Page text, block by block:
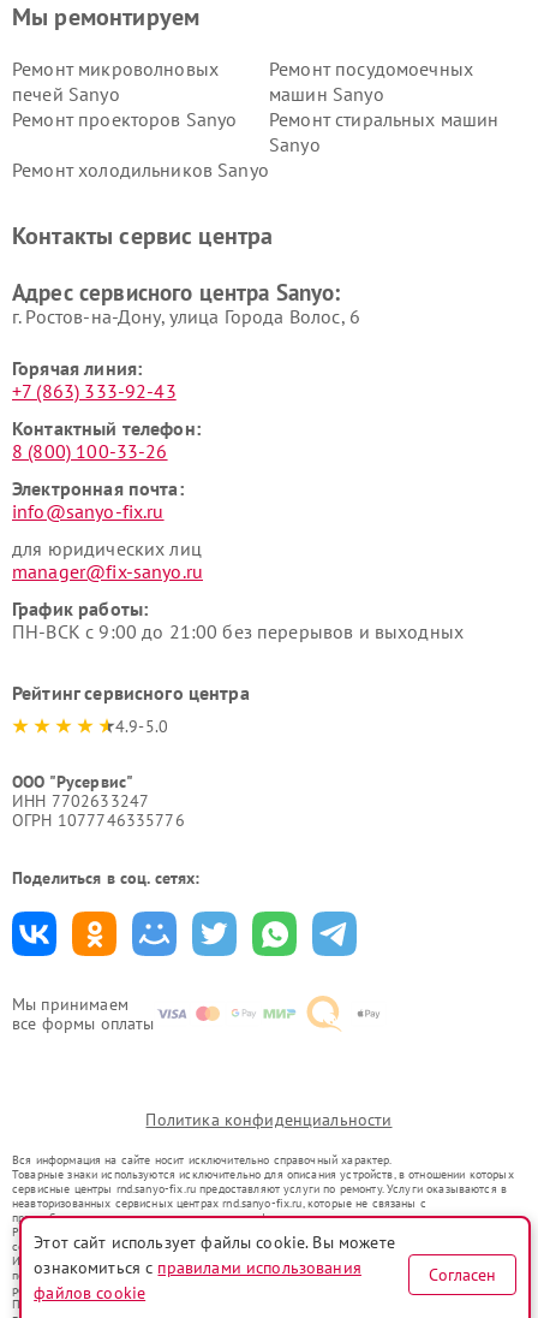
Мы принимаем
все формы оплаты
Мы ремонтируем
Ремонт микроволновых
печей Sanyo
Ремонт посудомоечных
машин Sanyo
Ремонт проекторов Sanyo
Ремонт стиральных машин
Sanyo
Ремонт холодильников Sanyo
Контакты сервис центра
Адрес сервисного центра Sanyo:
г. Ростов-на-Дону, улица Города Волос, 6
Горячая линия:
+7 (863) 333-92-43
Контактный телефон:
8 (800) 100-33-26
Электронная почта:
info@sanyo-fix.ru
для юридических лиц
manager@fix-sanyo.ru
График работы:
ПН-ВСК с 9:00 до 21:00 без перерывов и выходных
Рейтинг сервисного центра
4.9-5.0
ООО "Русервис"
ИНН 7702633247
ОГРН 1077746335776
Поделиться в соц. сетях:
Политика конфиденциальности
Вся информация на сайте носит исключительно справочный характер.
Товарные знаки используются исключительно для описания устройств, в отношении которых
сервисные центры rnd.sanyo-fix.ru предоставляют услуги по ремонту. Услуги оказываются в
неавторизованных сервисных центрах rnd.sanyo-fix.ru, которые не связаны с
правообладателями товарных знаков или их официальными представителями.
Ремонт осуществляется для устройств, уже введенных в гражданский оборот в соответствии
со статьей 1487 ГК РФ.
Использование товарных знаков не преследует цели индивидуализации услуг или введения
потребителей в заблуждение, а служит для информирования о предоставляемых услугах по
ремонту техники указанных брендов.
Представленная на сайте информация не является публичной офертой, определяемой
Этот сайт использует файлы cookie. Вы можете
ознакомиться с правилами использования
файлов cookie
Согласен